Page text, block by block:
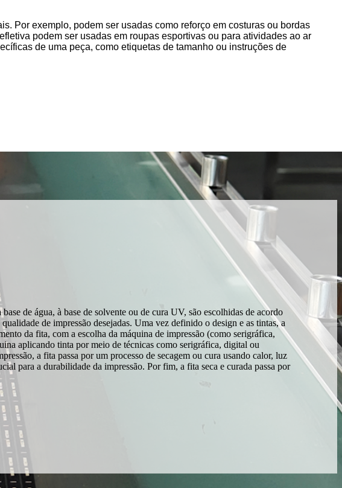
Por exemplo, podem ser usadas como reforço em costuras ou bordas
podem ser usadas em roupas esportivas ou para atividades ao ar
de uma peça, como etiquetas de tamanho ou instruções de
de água, à base de solvente ou de cura UV, são escolhidas de acordo
de impressão desejadas. Uma vez definido o design e as tintas, a
da fita, com a escolha da máquina de impressão (como serigráfica,
aplicando tinta por meio de técnicas como serigráfica, digital ou
a fita passa por um processo de secagem ou cura usando calor, luz
para a durabilidade da impressão. Por fim, a fita seca e curada passa por